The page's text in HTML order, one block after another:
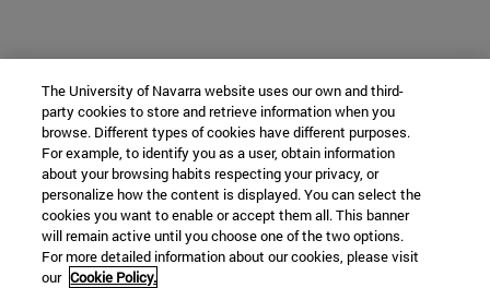
The University of Navarra website uses our own and third-
party cookies to store and retrieve information when you
browse. Different types of cookies have different purposes.
For example, to identify you as a user, obtain information
about your browsing habits respecting your privacy, or
personalize how the content is displayed. You can select the
cookies you want to enable or accept them all. This banner
will remain active until you choose one of the two options.
For more detailed information about our cookies, please visit
our Cookie Policy.